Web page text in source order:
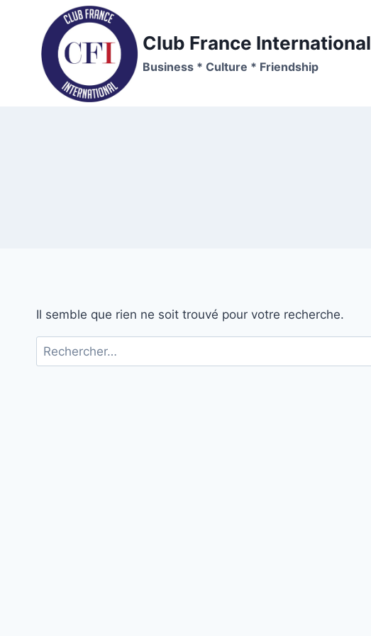
contenu
Club France International
Business * Culture * Friendship
Il semble que rien ne soit trouvé pour votre recherche.
Rechercher :